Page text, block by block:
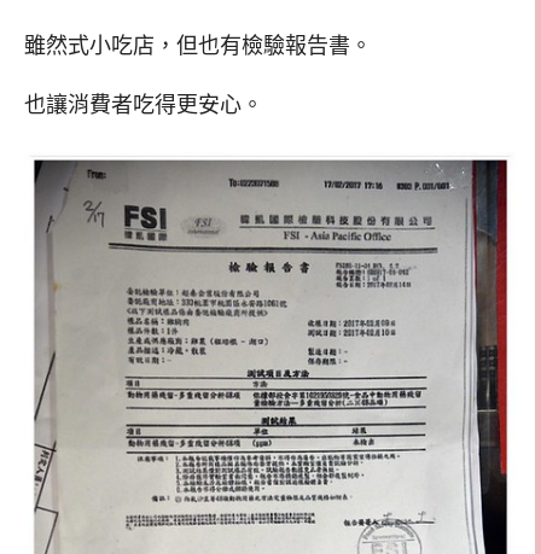
雖然式小吃店，但也有檢驗報告書。
也讓消費者吃得更安心。